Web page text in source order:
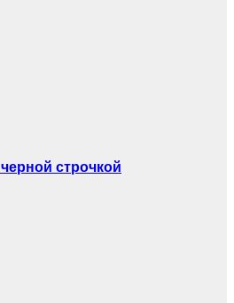
строчкой